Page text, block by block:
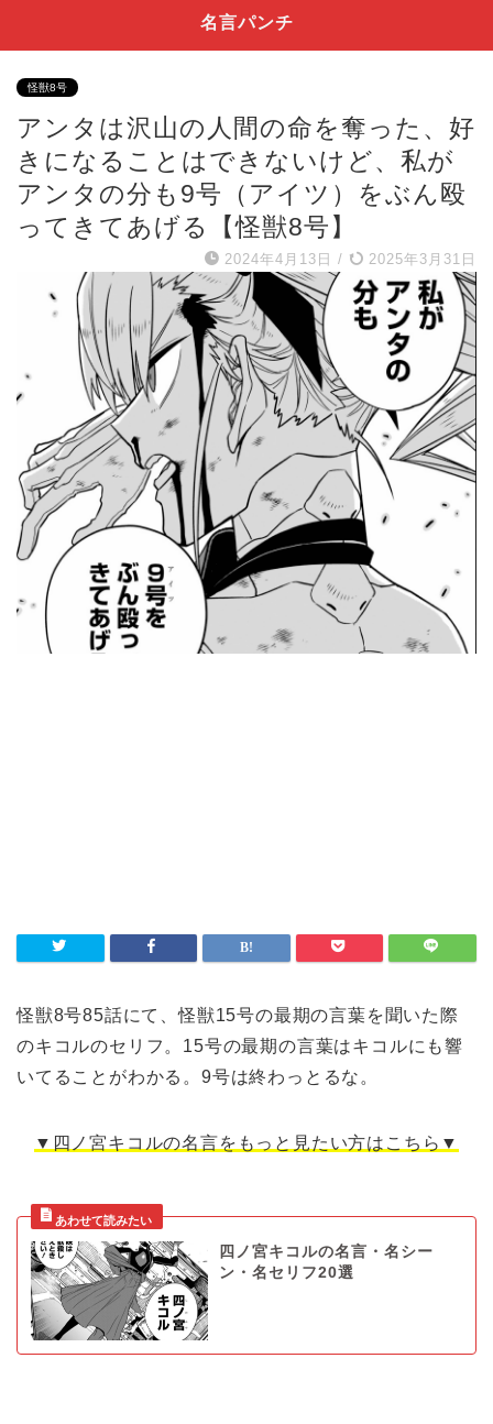
名言パンチ
怪獣8号
アンタは沢山の人間の命を奪った、好
きになることはできないけど、私が
アンタの分も9号（アイツ）をぶん殴
ってきてあげる【怪獣8号】
2024年4月13日 / 2025年3月31日
怪獣8号85話にて、怪獣15号の最期の言葉を聞いた際
のキコルのセリフ。15号の最期の言葉はキコルにも響
いてることがわかる。9号は終わっとるな。
▼四ノ宮キコルの名言をもっと見たい方はこちら▼
四ノ宮キコルの名言・名シー
ン・名セリフ20選